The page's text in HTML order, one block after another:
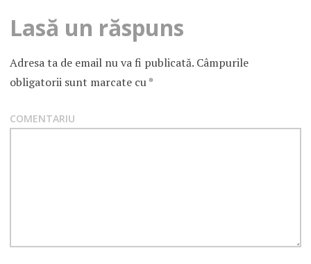
Lasă un răspuns
Adresa ta de email nu va fi publicată.Câmpurile
obligatorii sunt marcate cu*
COMENTARIU